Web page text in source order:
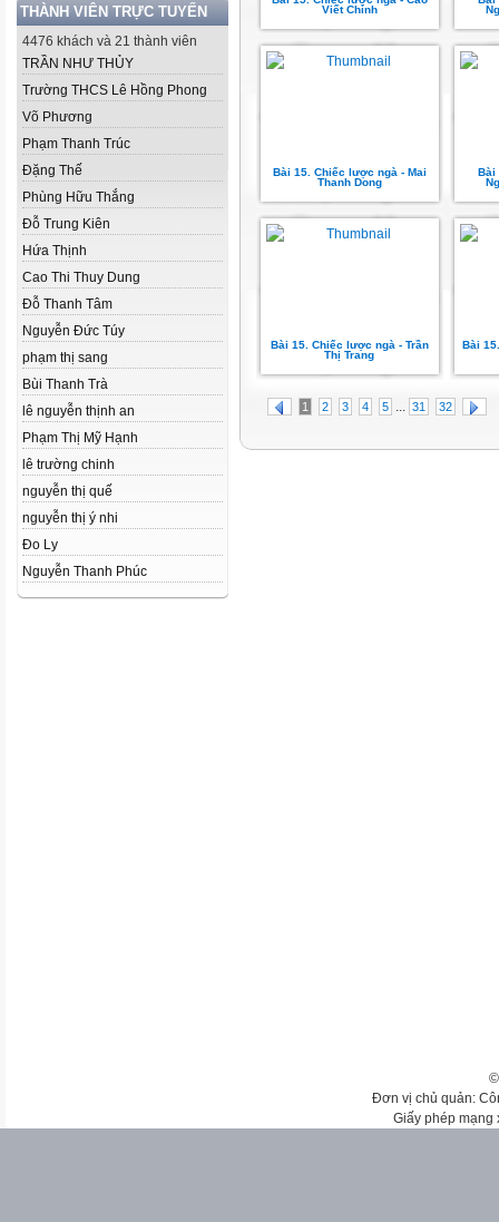
THÀNH VIÊN TRỰC TUYẾN
4476 khách và 21 thành viên
TRẦN NHƯ THỦY
Trường THCS Lê Hồng Phong
Võ Phương
Phạm Thanh Trúc
Đặng Thế
Phùng Hữu Thắng
Đỗ Trung Kiên
Hứa Thịnh
Cao Thi Thuy Dung
Đỗ Thanh Tâm
Nguyễn Đức Túy
phạm thị sang
Bùi Thanh Trà
lê nguyễn thịnh an
Phạm Thị Mỹ Hạnh
lê trường chinh
nguyễn thị quế
nguyễn thị ý nhi
Đo Ly
Nguyễn Thanh Phúc
Viết Chính
Bài 15. Chiếc lược ngà - Mai
Thanh Dong
Bài
Bài 15. Chiếc lược ngà - Trần
Thị Trang
Bài
1 2 3 4 5 ... 31 32
Đơn vị chủ quản:
Giấy phép mạng